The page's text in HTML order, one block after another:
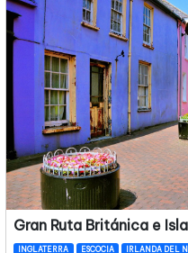
Gran Ruta Británica e
INGLATERRA ESCOCIA IRLANDA DEL